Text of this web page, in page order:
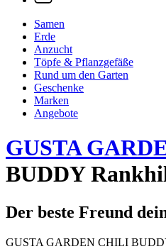
Samen
Erde
Anzucht
Töpfe & Pflanzgefäße
Rund um den Garten
Geschenke
Marken
Angebote
GUSTA
BUDDY
Der beste Freund
GUSTA GARDEN CHILI